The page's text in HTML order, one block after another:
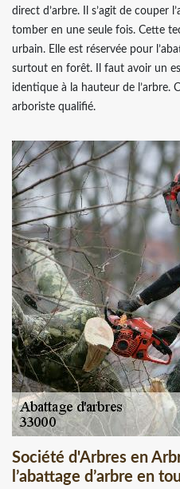
direct d’arbre. Il s’agit de couper
tomber en une seule fois. Cette
urbain. Elle est réservée pour
surtout en forêt. Il faut avoir un
identique à la hauteur de l’arbre.
arboriste qualifié.
Société d'Arbres en
l’abattage d’arbre en